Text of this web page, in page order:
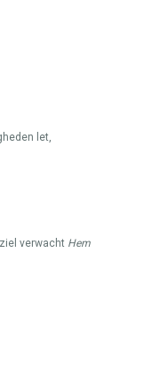
let,
verwacht Hem